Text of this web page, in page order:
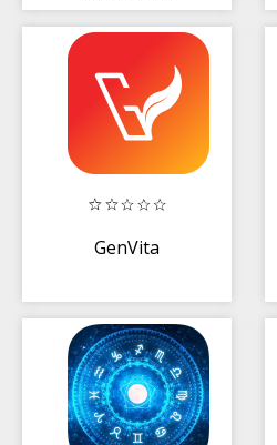
GenVita